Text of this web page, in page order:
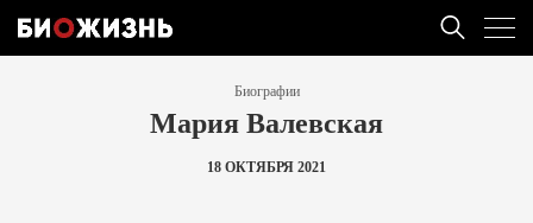
Биографии
Мария Валевская
18 ОКТЯБРЯ 2021